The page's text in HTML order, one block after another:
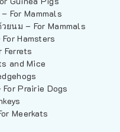
For Mammals
ยนม – For Mammals
Hamsters
Ferrets
and Mice
Prairie Dogs
Meerkats